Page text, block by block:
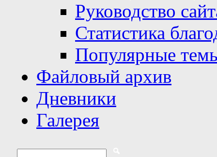
Руководство
Статистика
Популярные
Файловый архив
Дневники
Галерея